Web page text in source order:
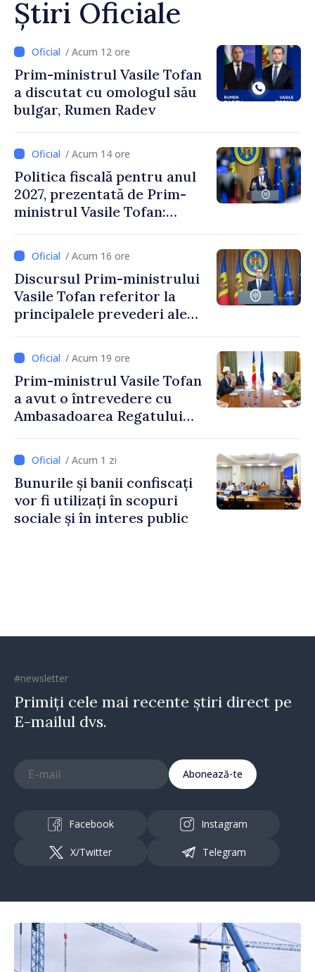
Știri Oficiale
/ Acum 12 ore
Prim-ministrul Vasile Tofan
a discutat cu omologul său
bulgar, Rumen Radev
/ Acum 14 ore
Politica fiscală pentru anul
2027, prezentată de Prim-
ministrul Vasile Tofan:
stimularea investițiilor și o
taxare mai echitabilă
/ Acum 16 ore
Discursul Prim-ministrului
Vasile Tofan referitor la
principalele prevederi ale
2027
/ Acum 19 ore
Prim-ministrul Vasile Tofan
a avut o întrevedere cu
Ambasadoarea Regatului
Irlandei de Nord, Fern
Horine / Acum 1 zi
Bunurile și banii confiscați
vor fi utilizați în scopuri
sociale și în interes public
#newsletter
Primiți cele mai recente știri direct pe
E-mailul dvs.
Abonează-te
Facebook Instagram
X/Twitter Telegram